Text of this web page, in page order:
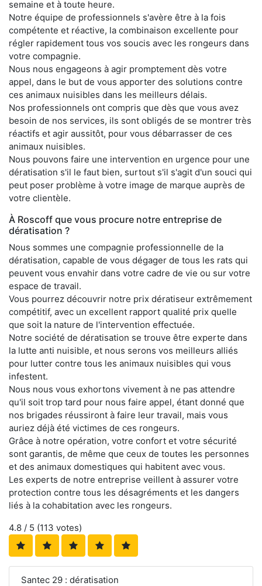
semaine et à toute heure.
Notre équipe de professionnels s'avère être à la fois
compétente et réactive, la combinaison excellente pour
régler rapidement tous vos soucis avec les rongeurs dans
votre compagnie.
Nous nous engageons à agir promptement dès votre
appel, dans le but de vous apporter des solutions contre
ces animaux nuisibles dans les meilleurs délais.
Nos professionnels ont compris que dès que vous avez
besoin de nos services, ils sont obligés de se montrer très
réactifs et agir aussitôt, pour vous débarrasser de ces
animaux nuisibles.
Nous pouvons faire une intervention en urgence pour une
dératisation s'il le faut bien, surtout s'il s'agit d'un souci qui
peut poser problème à votre image de marque auprès de
votre clientèle.
À Roscoff que vous procure notre entreprise de
dératisation ?
Nous sommes une compagnie professionnelle de la
dératisation, capable de vous dégager de tous les rats qui
peuvent vous envahir dans votre cadre de vie ou sur votre
espace de travail.
Vous pourrez découvrir notre prix dératiseur extrêmement
compétitif, avec un excellent rapport qualité prix quelle
que soit la nature de l'intervention effectuée.
Notre société de dératisation se trouve être experte dans
la lutte anti nuisible, et nous serons vos meilleurs alliés
pour lutter contre tous les animaux nuisibles qui vous
infestent.
Nous nous vous exhortons vivement à ne pas attendre
qu'il soit trop tard pour nous faire appel, étant donné que
nos brigades réussiront à faire leur travail, mais vous
auriez déjà été victimes de ces rongeurs.
Grâce à notre opération, votre confort et votre sécurité
sont garantis, de même que ceux de toutes les personnes
et des animaux domestiques qui habitent avec vous.
Les experts de notre entreprise veillent à assurer votre
protection contre tous les désagréments et les dangers
liés à la cohabitation avec les rongeurs.
4.8 / 5 (113 votes)
Santec 29 : dératisation